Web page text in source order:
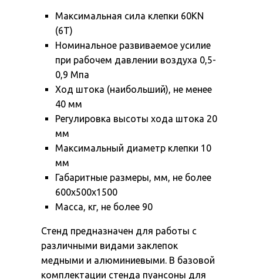
Максимальная сила клепки 60KN
(6Т)
Номинальное развиваемое усилие
при рабочем давлении воздуха 0,5-
0,9 Мпа
Ход штока (наибольший), не менее
40 мм
Регулировка высоты хода штока 20
мм
Максимальный диаметр клепки 10
мм
Габаритные размеры, мм, не более
600х500х1500
Масса, кг, не более 90
Стенд предназначен для работы с
различными видами заклепок
медными и алюминиевыми. В базовой
комплектации стенда пуансоны для